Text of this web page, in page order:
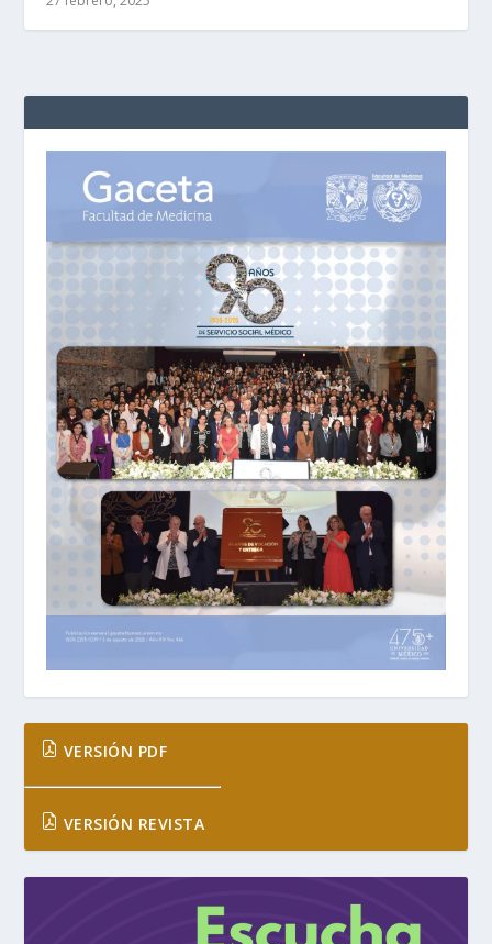
VERSIÓN PDF
VERSIÓN REVISTA